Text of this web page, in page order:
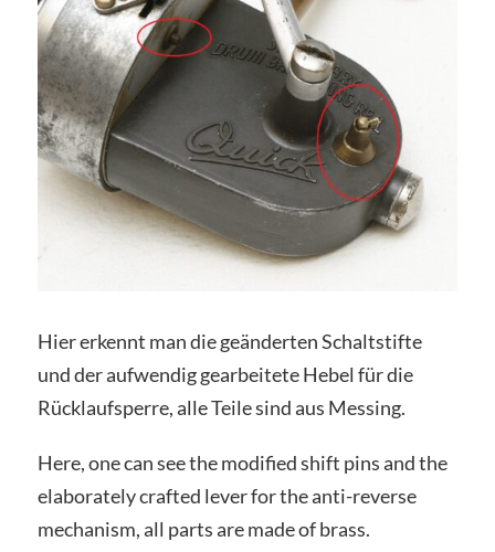
Hier erkennt man die geänderten Schaltstifte
und der aufwendig gearbeitete Hebel für die
Rücklaufsperre, alle Teile sind aus Messing.
Here, one can see the modified shift pins and the
elaborately crafted lever for the anti-reverse
mechanism, all parts are made of brass.